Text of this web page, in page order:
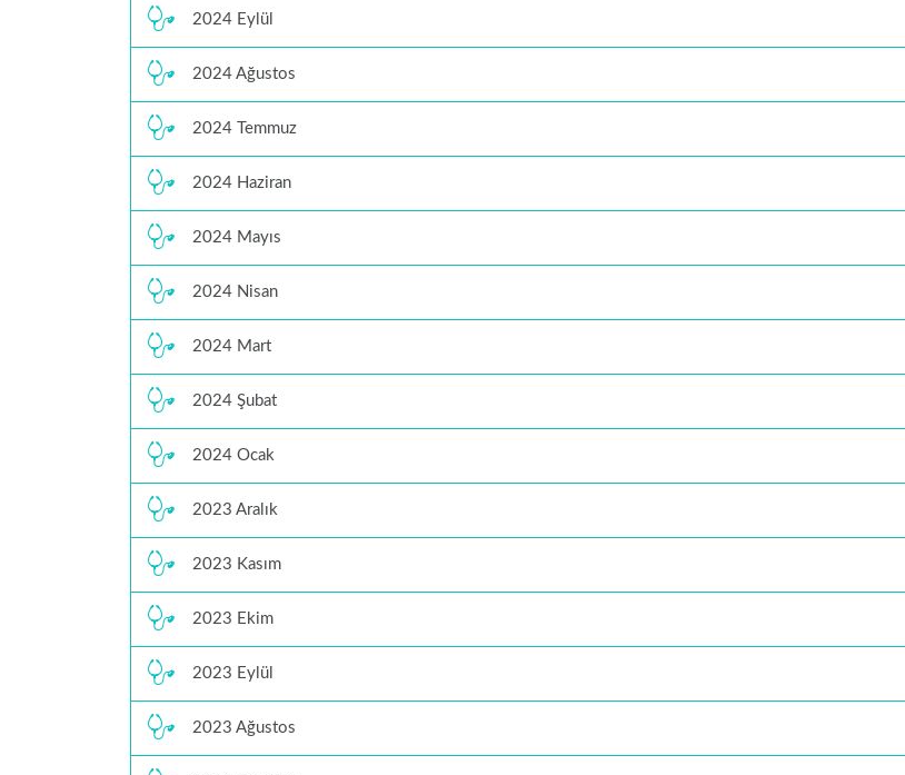
2024 Eylül
2024 Ağustos
2024 Temmuz
2024 Haziran
2024 Mayıs
2024 Nisan
2024 Mart
2024 Şubat
2024 Ocak
2023 Aralık
2023 Kasım
2023 Ekim
2023 Eylül
2023 Ağustos